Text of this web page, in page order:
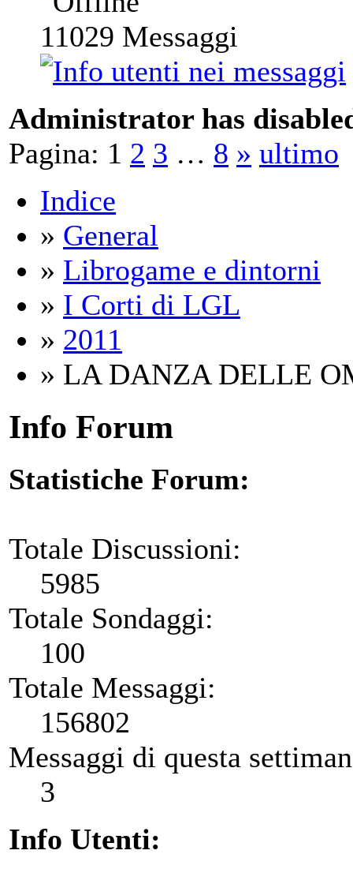
11029 Messaggi
Administrator has
Pagina: 1 2 3 … 8 » ultimo
Indice
» General
» Librogame e dintorni
» I Corti di LGL
» 2011
» LA DANZA DELLE
Info Forum
Statistiche Forum:
Totale Discussioni:
5985
Totale Sondaggi:
100
Totale Messaggi:
156802
Messaggi di questa
3
Info Utenti: